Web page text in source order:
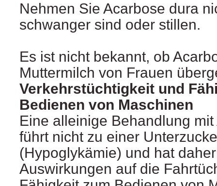
Nehmen Sie Acarbose dura
schwanger sind oder stillen.
Es ist nicht bekannt, ob
Muttermilch von Frauen
Verkehrstüchtigkeit und
Bedienen von Maschinen
Eine alleinige Behandlung
führt nicht zu einer
(Hypoglykämie) und hat
Auswirkungen auf die